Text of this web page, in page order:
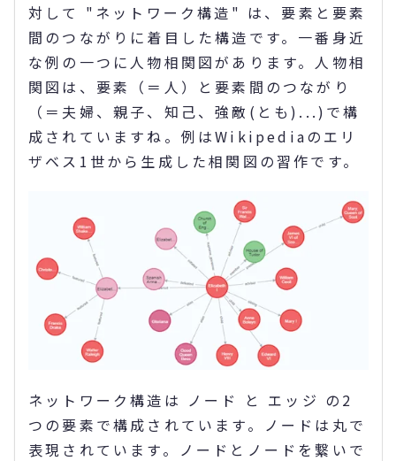
対して "ネットワーク構造" は、要素と要素
間のつながりに着目した構造です。一番身近
な例の一つに人物相関図があります。人物相
関図は、要素（＝人）と要素間のつながり
（＝夫婦、親子、知己、強敵(とも)...)で構
成されていますね。例はWikipediaのエリ
ザベス1世から生成した相関図の習作です。
ネットワーク構造は ノード と エッジ の2
つの要素で構成されています。ノードは丸で
表現されています。ノードとノードを繋いで